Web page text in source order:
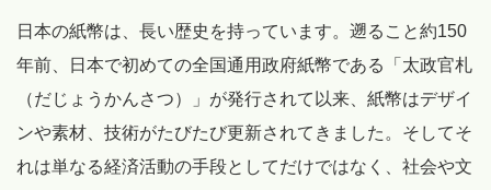
日本の紙幣は、長い歴史を持っています。遡ること約150
年前、日本で初めての全国通用政府紙幣である「太政官札
（だじょうかんさつ）」が発行されて以来、紙幣はデザイ
ンや素材、技術がたびたび更新されてきました。そしてそ
れは単なる経済活動の手段としてだけではなく、社会や文